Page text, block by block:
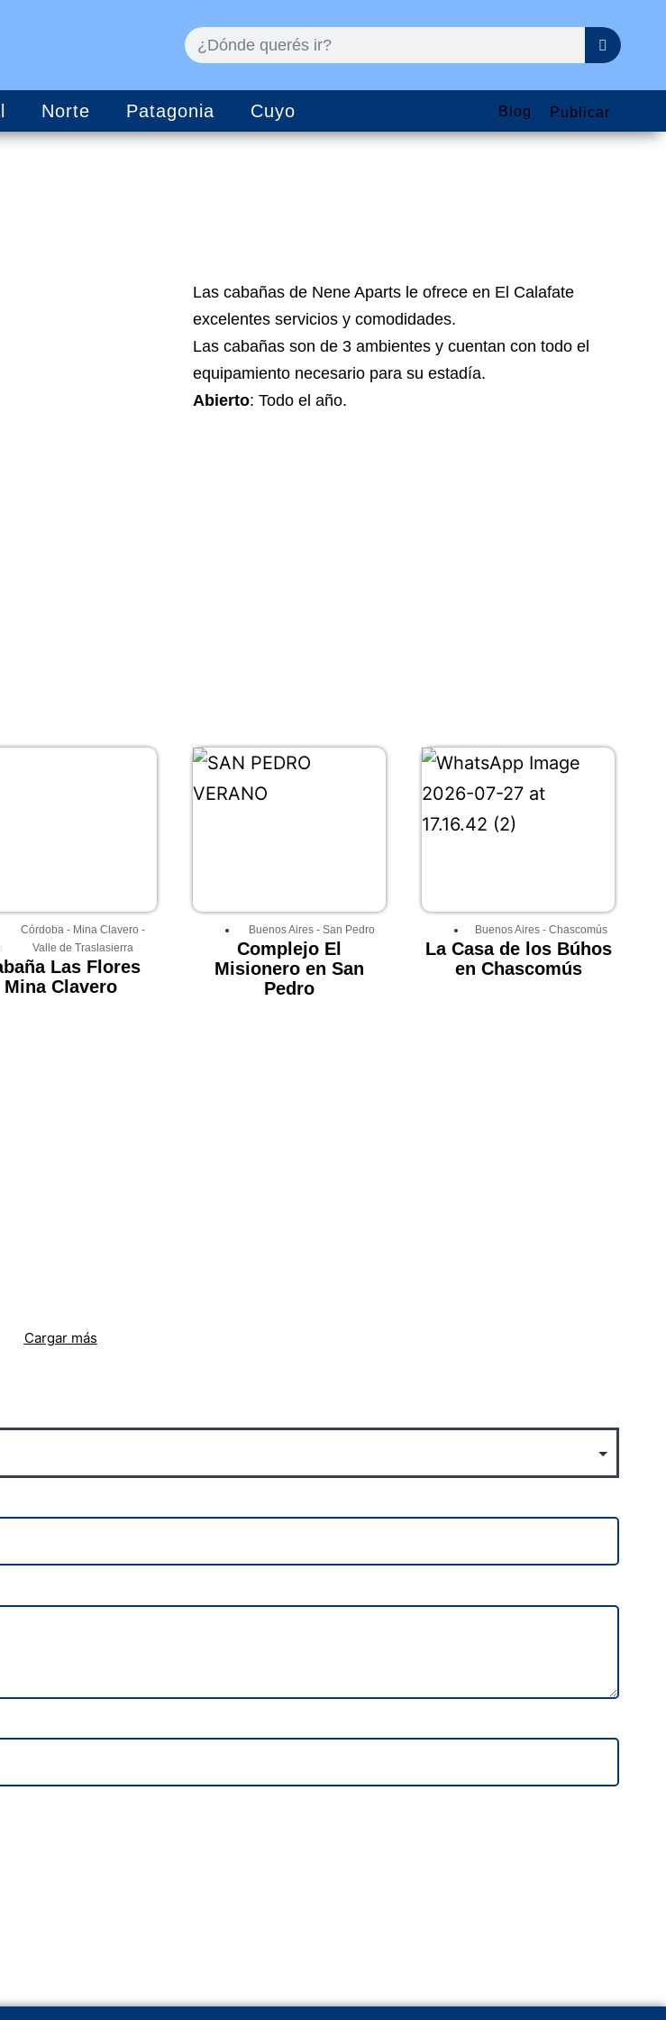
Norte Patagonia Cuyo Blog Publicar
Las cabañas de Nene Aparts le ofrece en El Calafate
excelentes servicios y comodidades.
Las cabañas son de 3 ambientes y cuentan con todo el
equipamiento necesario para su estadía.
Abierto: Todo el año.
Córdoba - Mina Clavero -
Valle de Traslasierra
Las Flores
Mina Clavero
Buenos Aires - San Pedro
Complejo El
Misionero en San
Pedro
Buenos Aires- Chascomús
La Casa de los Búhos
en Chascomús
Cargar más